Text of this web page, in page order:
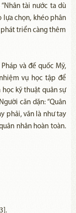
tài nước ta dù
lựa chọn, khéo phân
triển càng thêm
và đế quốc Mỹ,
vụ học tập để
kỹ thuật quân sự
căn dặn: “Quân
phải, văn là như tay
nhân hoàn toàn.